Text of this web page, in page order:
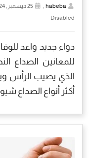
habeba
,
Disabled
دواء جديد واعد
للمعانين الصداع
الذي يصيب الرأس
أكثر أنواع الصداع